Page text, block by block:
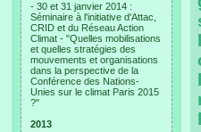
- 30 et 31 janvier 2014 :
Séminaire à l'initiative d'Attac,
CRID et du Réseau Action
Climat - "Quelles mobilisations
et quelles stratégies des
mouvements et organisations
dans la perspective de la
Conférence des Nations-
Unies sur le climat Paris 2015
?"
2013